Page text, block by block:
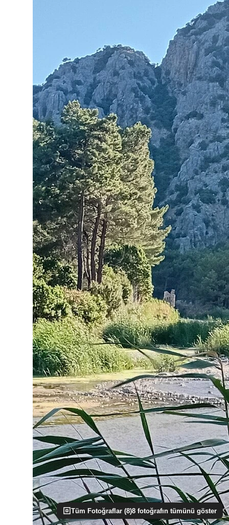
Tüm Fotoğraflar (8)8 fotoğrafın tümünü göster